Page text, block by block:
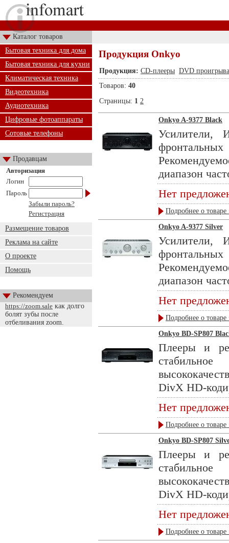
Каталог товаров
Бытовая техника для дома
Бытовая техника для кухни
Климатическая техника
Видеотехника
Аудиотехника
Цифровые фотоаппараты
Сотовые телефоны
Продавцам
Авторизация
Логин
Пароль
Забыли пароль?
Регистрация
Размещение товаров
Реклама на сайте
О проекте
Помощь
Рекомендуем
https://zoom.sale как долго
болят зубы после
отбеливания zoom.
Продукция Onkyo
Продукция: CD-плееры DVD
Товаров: 40
Страницы: 1 2
Onkyo A-9377 Black
Усилители,
диапазон
Нет
Подробнее о товаре
Onkyo A-9377 Silver
Усилители,
диапазон
Нет
Подробнее о товаре
Onkyo BD-SP807
Плееры и
DivX HD-
Нет
Подробнее о товаре
Onkyo BD-SP807
Плееры и
DivX HD-
Нет
Подробнее о товаре